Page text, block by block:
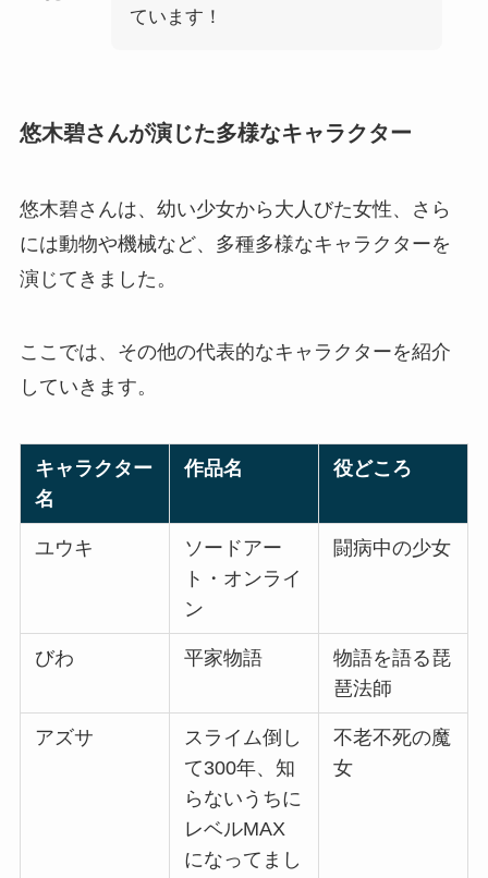
ています！
悠木碧さんが演じた多様なキャラクター
悠木碧さんは、幼い少女から大人びた女性、さら
には動物や機械など、多種多様なキャラクターを
演じてきました。
ここでは、その他の代表的なキャラクターを紹介
していきます。
キャラクター
名
作品名 役どころ
ユウキ
ソードアー
ト・オンライ
ン
闘病中の少女
びわ 平家物語
物語を語る琵
琶法師
アズサ
スライム倒し
て300年、知
らないうちに
レベルMAX
になってまし
不老不死の魔
女